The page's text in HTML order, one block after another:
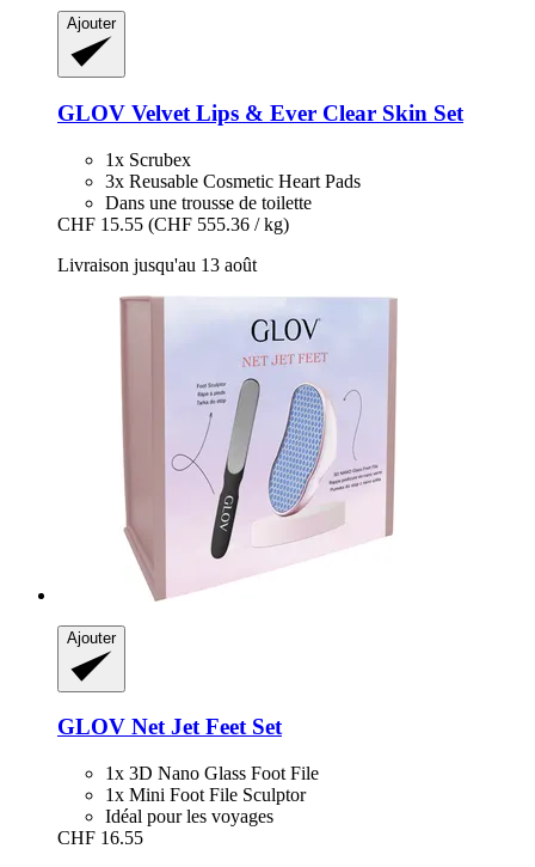
Ajouter
GLOV Velvet Lips & Ever Clear Skin Set
1x Scrubex
3x Reusable Cosmetic Heart Pads
Dans une trousse de toilette
CHF 15.55 (CHF 555.36 / kg)
Livraison jusqu'au 13 août
Ajouter
GLOV Net Jet Feet Set
1x 3D Nano Glass Foot File
1x Mini Foot File Sculptor
Idéal pour les voyages
CHF 16.55